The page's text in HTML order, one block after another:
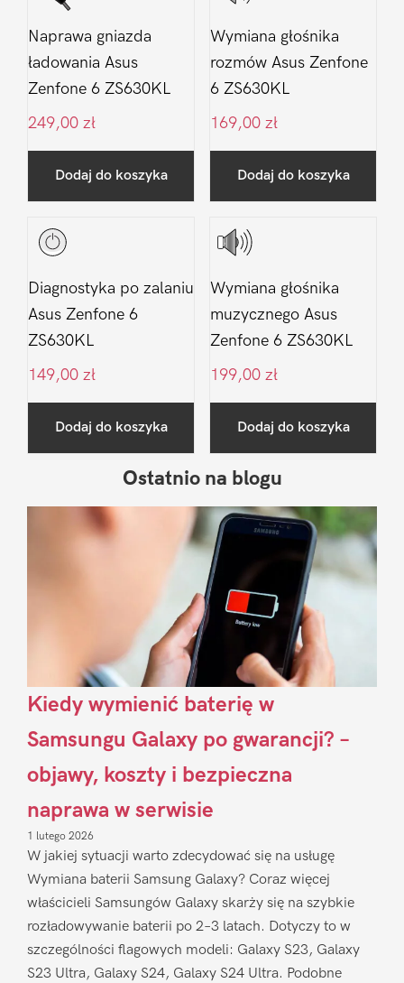
Naprawa gniazda
ładowania Asus
Zenfone 6 ZS630KL
249,00 zł
Dodaj do koszyka
Wymiana głośnika
rozmów Asus Zenfone
6 ZS630KL
169,00 zł
Dodaj do koszyka
Diagnostyka po zalaniu
Asus Zenfone 6
ZS630KL
149,00 zł
Dodaj do koszyka
Wymiana głośnika
muzycznego Asus
Zenfone 6 ZS630KL
199,00 zł
Dodaj do koszyka
Sidebar
Ostatnio na blogu
Kiedy wymienić baterię w
Samsungu Galaxy po gwarancji? –
objawy, koszty i bezpieczna
naprawa w serwisie
1 lutego 2026
W jakiej sytuacji warto zdecydować się na usługę
Wymiana baterii Samsung Galaxy? Coraz więcej
właścicieli Samsungów Galaxy skarży się na szybkie
rozładowywanie baterii po 2–3 latach. Dotyczy to w
szczególności flagowych modeli: Galaxy S23, Galaxy
S23 Ultra, Galaxy S24, Galaxy S24 Ultra. Podobne